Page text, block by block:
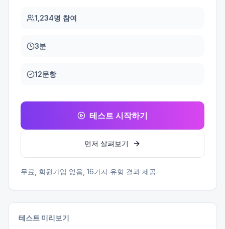
1,234명 참여
3분
12문항
테스트 시작하기
먼저 살펴보기
무료, 회원가입 없음, 16가지 유형 결과 제공.
테스트 미리보기